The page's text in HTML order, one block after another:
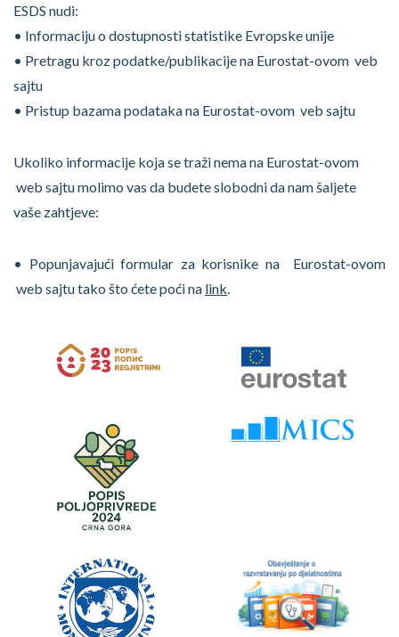
ESDS nudi:
• Informaciju o dostupnosti statistike Evropske unije
• Pretragu kroz podatke/publikacije na Eurostat-ovom veb
sajtu
• Pristup bazama podataka na Eurostat-ovom veb sajtu
Ukoliko informacije koja se traži nema na Eurostat-ovom
web sajtu molimo vas da budete slobodni da nam šaljete
vaše zahtjeve:
• Popunjavajući formular za korisnike na Eurostat-ovom
web sajtu tako što ćete poći na link.